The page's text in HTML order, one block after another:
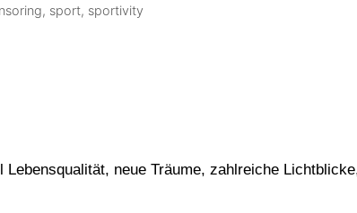
, sport, sportivity
neue Träume, zahlreiche